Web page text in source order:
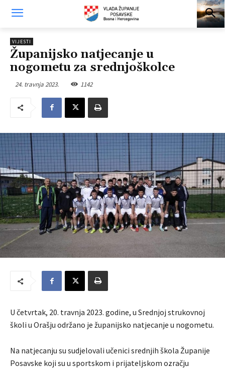
VIJESTI
Županijsko natjecanje u
nogometu za srednjoškolce
24. travnja 2023. 1142
U četvrtak, 20. travnja 2023. godine, u Srednjoj strukovnoj
školi u Orašju održano je županijsko natjecanje u nogometu.
Na natjecanju su sudjelovali učenici srednjih škola Županije
Posavske koji su u sportskom i prijateljskom ozračju